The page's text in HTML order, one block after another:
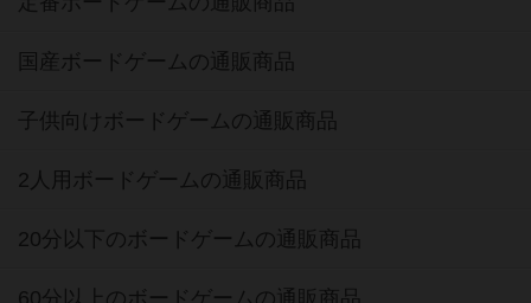
国産ボードゲームの通販商品
子供向けボードゲームの通販商品
2人用ボードゲームの通販商品
20分以下のボードゲームの通販商品